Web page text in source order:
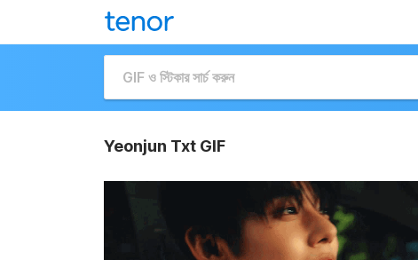
Yeonjun Txt GIF